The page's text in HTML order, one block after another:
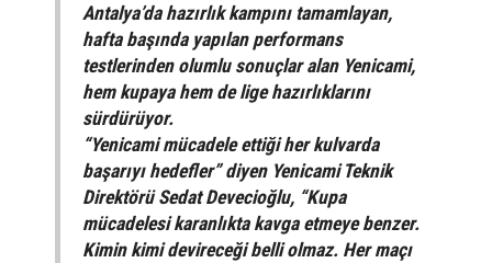
Antalya’da hazırlık kampını tamamlayan,
hafta başında yapılan performans
testlerinden olumlu sonuçlar alan Yenicami,
hem kupaya hem de lige hazırlıklarını
sürdürüyor.
“Yenicami mücadele ettiği her kulvarda
başarıyı hedefler” diyen Yenicami Teknik
Direktörü Sedat Devecioğlu, “Kupa
mücadelesi karanlıkta kavga etmeye benzer.
Kimin kimi devireceği belli olmaz. Her maçı